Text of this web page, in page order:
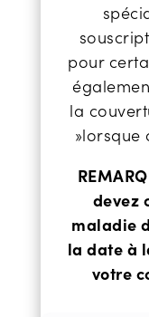
pour
la
»lorsque
devez
maladie
la date à
votre